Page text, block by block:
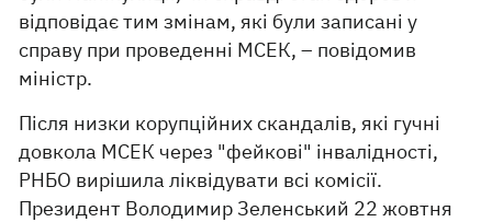
відповідає тим змінам, які були записані у
справу при проведенні МСЕК, – повідомив
міністр.
Після низки корупційних скандалів, які гучні
довкола МСЕК через "фейкові" інвалідності,
РНБО вирішила ліквідувати всі комісії.
Президент Володимир Зеленський 22 жовтня